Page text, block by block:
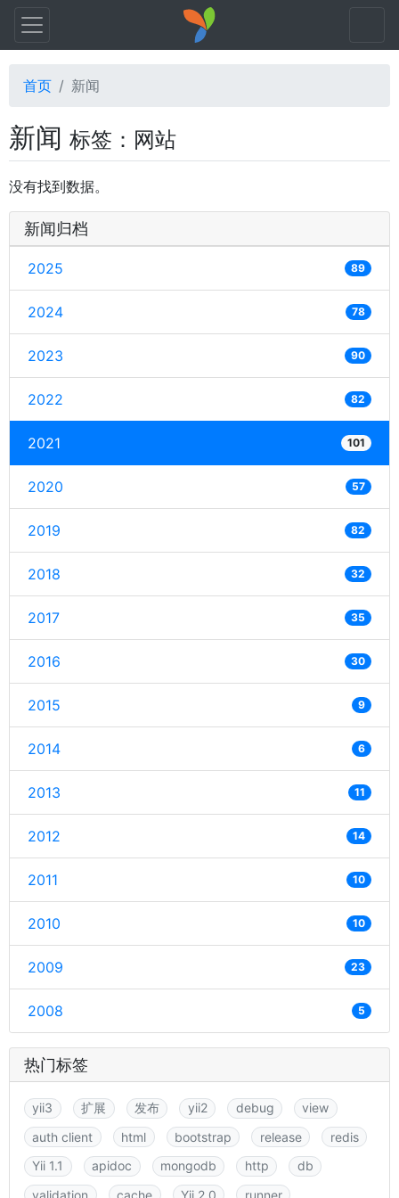
首页 新闻
新闻 标签：网站
没有找到数据。
新闻归档
2025 89
2024 78
2023 90
2022 82
2021 101
2020 57
2019 82
2018 32
2017 35
2016 30
2015 9
2014 6
2013 11
2012 14
2011 10
2010 10
2009 23
2008 5
热门标签
yii3 扩展 发布 yii2 debug
view
auth client
html bootstrap release
redis
Yii 1.1
apidoc mongodb http
db
validation
cache Yii 2.0 runner